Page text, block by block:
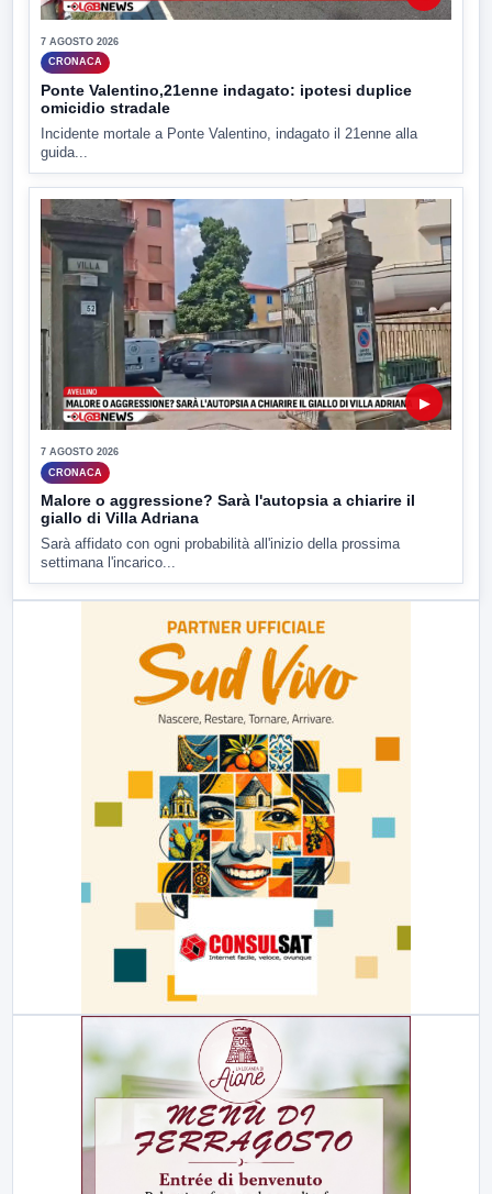
7 AGOSTO 2026
CRONACA
Ponte Valentino,21enne indagato: ipotesi duplice
omicidio stradale
Incidente mortale a Ponte Valentino, indagato il 21enne alla
guida...
▶
7 AGOSTO 2026
CRONACA
Malore o aggressione? Sarà l'autopsia a chiarire il
giallo di Villa Adriana
Sarà affidato con ogni probabilità all'inizio della prossima
settimana l'incarico...